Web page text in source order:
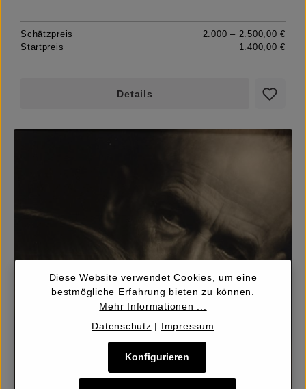
Schätzpreis
2.000 – 2.500,00 €
Startpreis
1.400,00 €
Details
Diese Website verwendet Cookies, um eine
bestmögliche Erfahrung bieten zu können.
Mehr Informationen ...
Datenschutz | Impressum
Konfigurieren